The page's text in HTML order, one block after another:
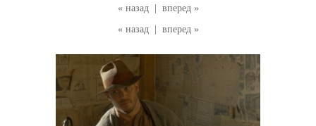
« назад
вперед »
« назад
вперед »